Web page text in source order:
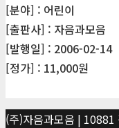
[분야] : 어린이
[출판사] : 자음과모음
[발행일] : 2006-02-14
[정가] : 11,000원
(주)자음과모음 |